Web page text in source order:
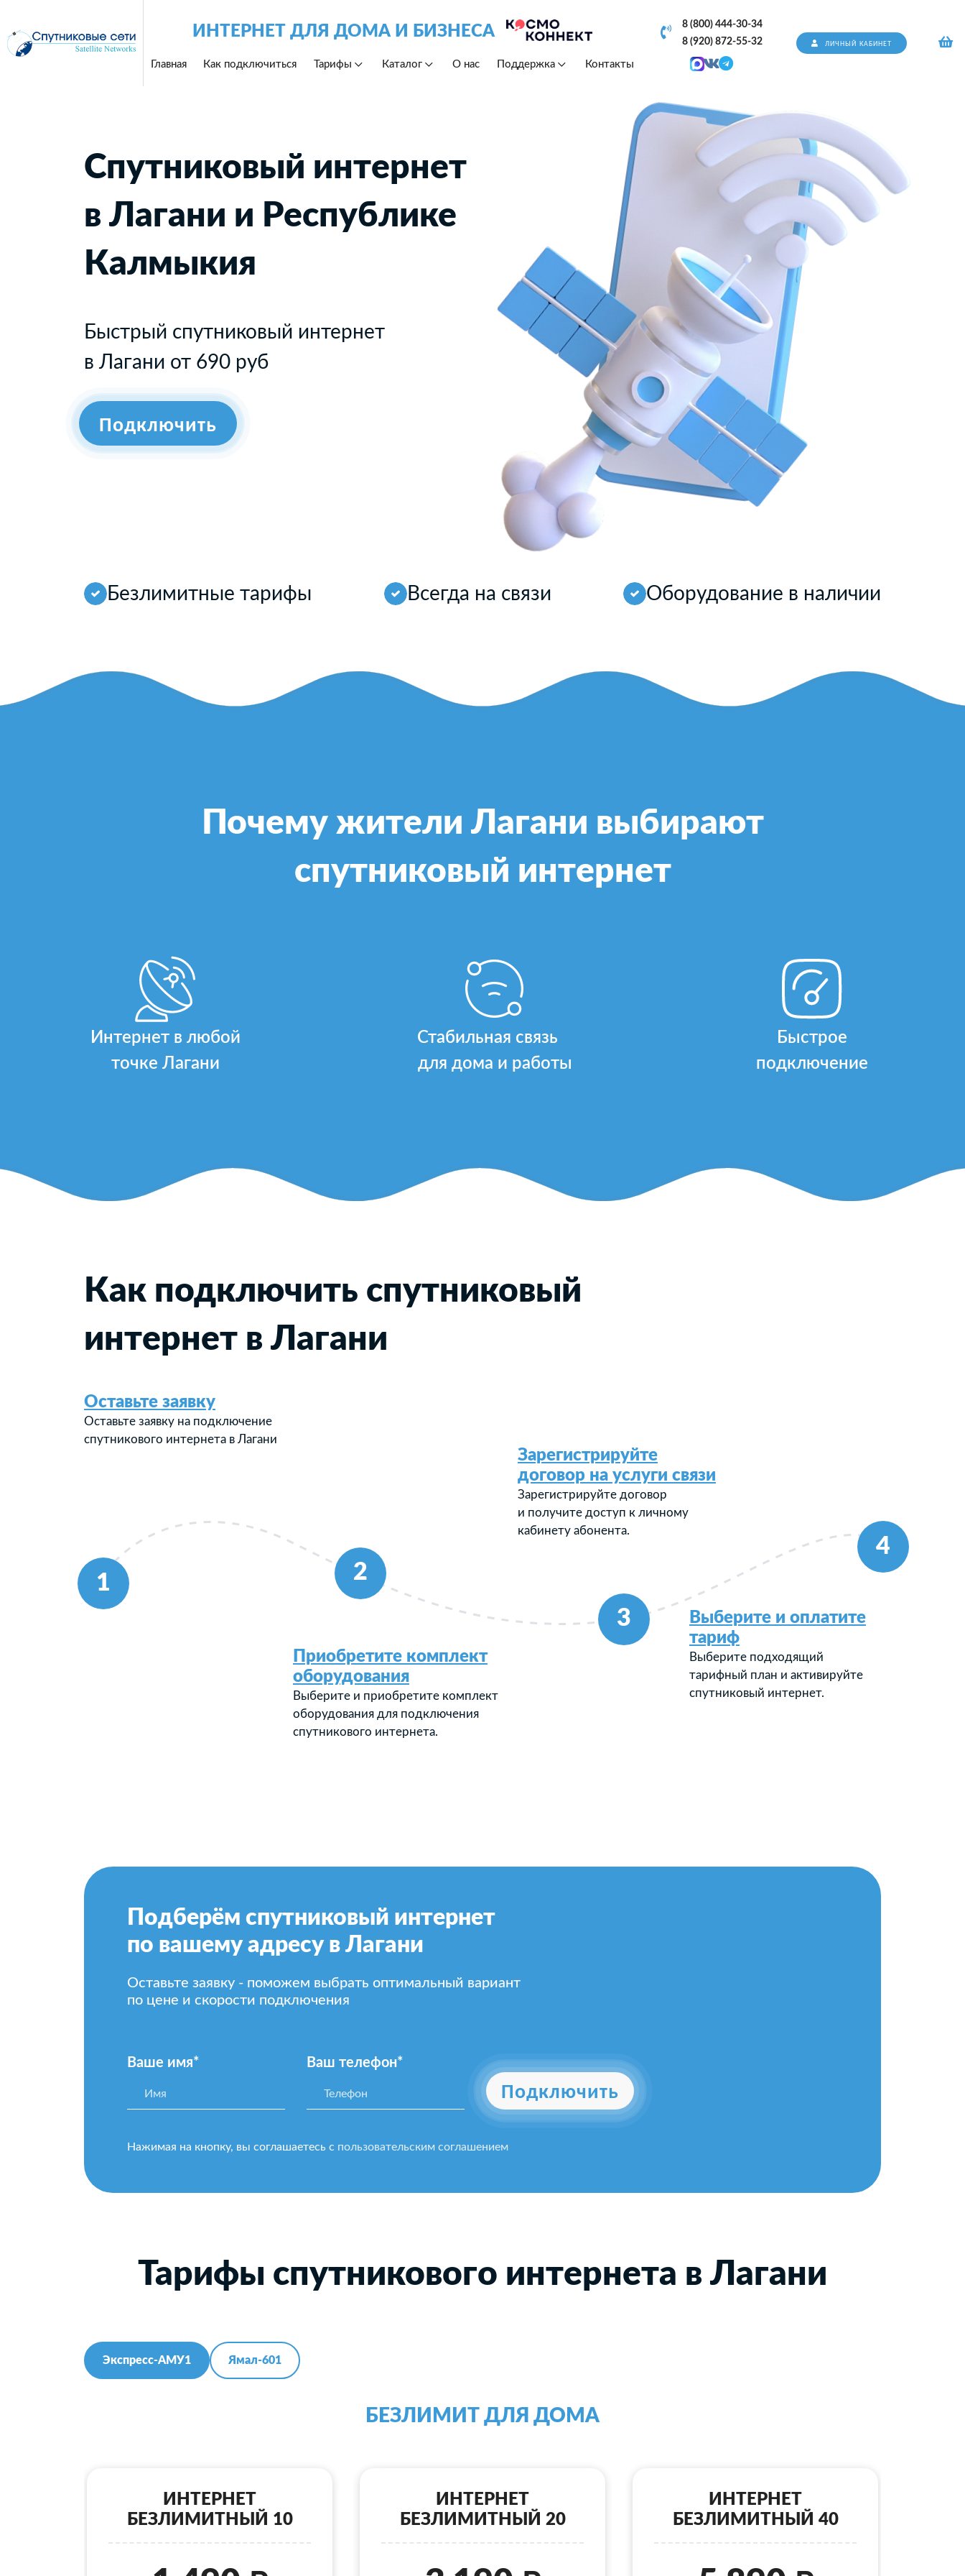
ИНТЕРНЕТ ДЛЯ ДОМА И БИЗНЕСА
Главная Как подключиться Тарифы Каталог О нас Поддержка Контакты
8 (800) 444-30-34
8 (920) 872-55-32
ЛИЧНЫЙ КАБИНЕТ
Спутниковый интернет
в Лагани и Республике
Калмыкия
Быстрый спутниковый интернет
в Лагани от 690 руб
Подключить
Безлимитные тарифы Всегда на связи Оборудование в наличии
Почему жители Лагани выбирают
спутниковый интернет
Интернет в любой
точке Лагани
Стабильная связь
для дома и работы
Быстрое
подключение
Как подключить спутниковый
интернет в Лагани
1
2
3
4
Оставьте заявку
Оставьте заявку на подключение
спутникового интернета в Лагани
Приобретите комплект
оборудования
Выберите и приобретите комплект
оборудования для подключения
спутникового интернета.
Зарегистрируйте
договор на услуги связи
Зарегистрируйте договор
и получите доступ к личному
кабинету абонента.
Выберите и оплатите
тариф
Выберите подходящий
тарифный план и активируйте
спутниковый интернет.
Подберём спутниковый интернет
по вашему адресу в Лагани
Оставьте заявку - поможем выбрать оптимальный вариант
по цене и скорости подключения
Ваше имя* Ваш телефон*
Подключить
Нажимая на кнопку, вы соглашаетесь с пользовательским соглашением
Тарифы спутникового интернета в Лагани
Экспресс-АМУ1 Ямал-601
БЕЗЛИМИТ ДЛЯ ДОМА
ИНТЕРНЕТ
БЕЗЛИМИТНЫЙ 10
ИНТЕРНЕТ
БЕЗЛИМИТНЫЙ 20
ИНТЕРНЕТ
БЕЗЛИМИТНЫЙ 40